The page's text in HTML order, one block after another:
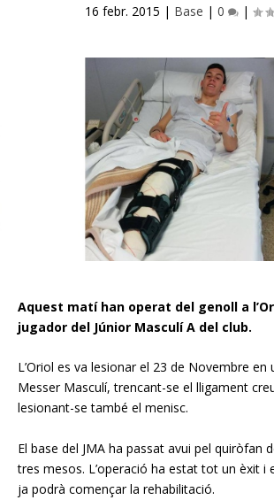
16 febr. 2015 | Base | 0 |
Aquest matí han operat del genoll a
jugador del Júnior Masculí A del club.
L’Oriol es va lesionar el 23 de Novembre en
Messer Masculí, trencant-se el lligament
lesionant-se també el menisc.
El base del JMA ha passat avui pel quiròfan
tres mesos. L’operació ha estat tot un èxit i
ja podrà començar la rehabilitació.